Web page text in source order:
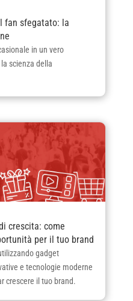
fan sfegatato: la
in un vero
scienza della
crescita: come
per il tuo brand
gadget
e tecnologie moderne
crescere il tuo brand.